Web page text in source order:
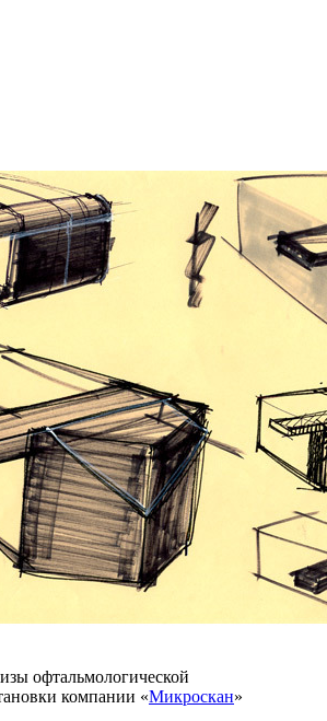
офтальмологической
компании «Микроскан»